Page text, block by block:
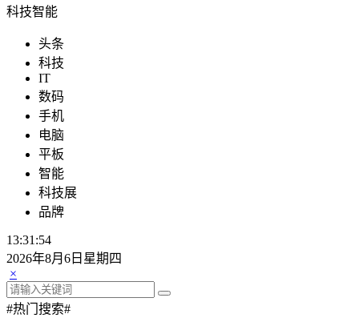
科技智能
头条
科技
IT
数码
手机
电脑
平板
智能
科技展
品牌
13:31:55
2026年8月6日星期四
×
#热门搜索#